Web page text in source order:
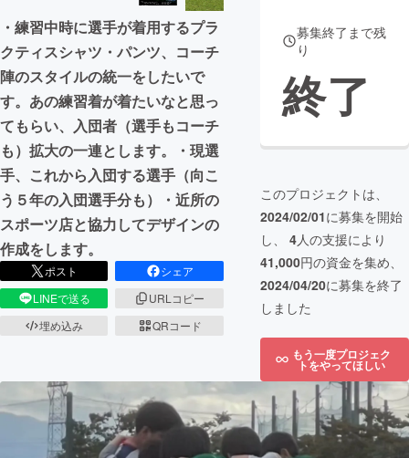
・練習中時に選手が着用するプラ
クティスシャツ・パンツ、コーチ
陣のスタイルの統一をしたいで
す。あの練習着が着たいなと思っ
てもらい、入団者（選手もコーチ
も）拡大の一連とします。・現選
手、これから入団する選手（向こ
う５年の入団選手分も）・近所の
スポーツ店と協力してデザインの
作成をします。
ポスト
シェア
LINEで送る
URLコピー
埋め込み
QRコード
募集終了まで残
り
終了
このプロジェクトは、
2024/02/01に募集を開始
し、 4人の支援により
41,000円の資金を集め、
2024/04/20に募集を終了
しました
もう一度プロジェク
トをやってほしい